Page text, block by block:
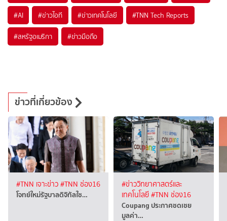
#AI #ข่าวไอที #ข่าวเทคโนโลยี #TNN Tech Reports
#สหรัฐอเมริกา #ข่าวมือถือ
ข่าวที่เกี่ยวข้อง
#TNN เจาะข่าว#TNN ช่อง16
โจทย์ใหม่รัฐบาลดิจิทัลใช…
#ข่าววิทยาศาสตร์และ
เทคโนโลยี#TNN ช่อง16
Coupang ประกาศชดเชย
มูลค่า…